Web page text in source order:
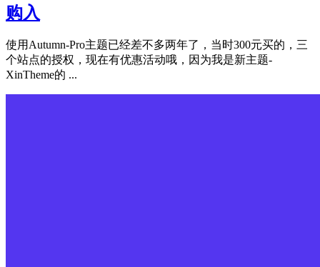
购入
使用Autumn-Pro主题已经差不多两年了，当时300元买的，三
个站点的授权，现在有优惠活动哦，因为我是新主题-
XinTheme的 ...